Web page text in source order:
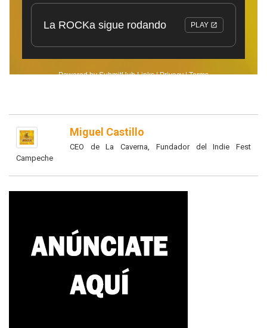
Miguel Castillo
CEO de La Caverna, Fundador del Indie Fest
Campeche